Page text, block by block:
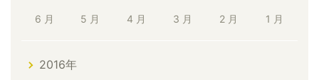
6 月 5 月 4 月 3 月 2 月 1 月
2016年